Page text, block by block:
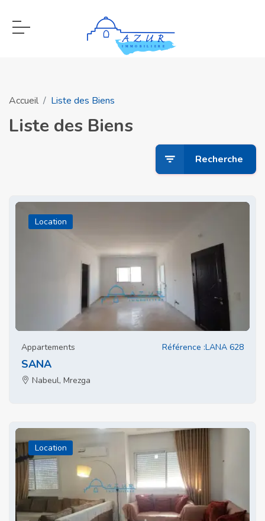
Accueil Liste des Biens
Liste des Biens
Recherche
Location
Appartements Référence :LANA 628
SANA
Nabeul, Mrezga
Location